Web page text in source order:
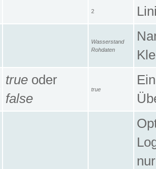
2
Wasserstand
Rohdaten
true oder
false
true